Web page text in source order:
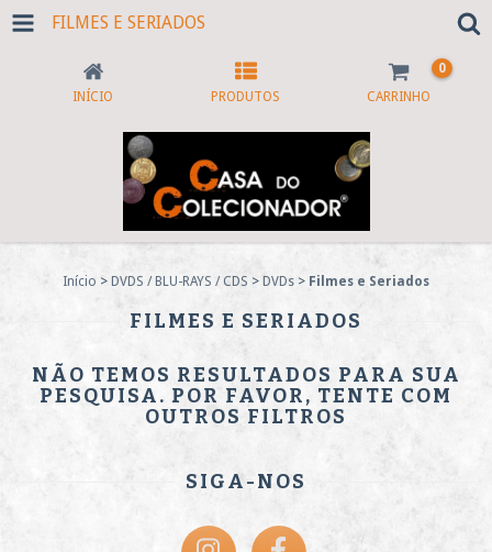
FILMES E SERIADOS
INÍCIO PRODUTOS CARRINHO
0
Início > DVDS / BLU-RAYS / CDS > DVDs > Filmes e Seriados
FILMES E SERIADOS
NÃO TEMOS RESULTADOS PARA SUA
PESQUISA. POR FAVOR, TENTE COM
OUTROS FILTROS
SIGA-NOS